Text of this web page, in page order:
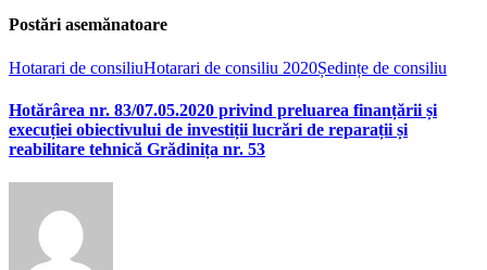
Postări asemănatoare
Hotarari de consiliuHotarari de consiliu 2020Ședințe de consiliu
Hotărârea nr. 83/07.05.2020 privind preluarea finanțării și
execuției obiectivului de investiții lucrări de reparații și
reabilitare tehnică Grădinița nr. 53